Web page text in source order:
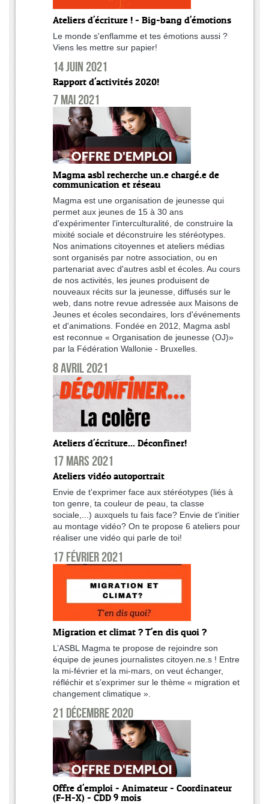
Ateliers d'écriture ! - Big-bang d'émotions
Le monde s'enflamme et tes émotions aussi ?
Viens les mettre sur papier!
14 juin 2021
Rapport d'activités 2020!
7 mai 2021
Magma asbl recherche un.e chargé.e de
communication et réseau
Magma est une organisation de jeunesse qui
permet aux jeunes de 15 à 30 ans
d'expérimenter l'interculturalité, de construire la
mixité sociale et déconstruire les stéréotypes.
Nos animations citoyennes et ateliers médias
sont organisés par notre association, ou en
partenariat avec d'autres asbl et écoles. Au cours
de nos activités, les jeunes produisent de
nouveaux récits sur la jeunesse, diffusés sur le
web, dans notre revue adressée aux Maisons de
Jeunes et écoles secondaires, lors d'événements
et d'animations. Fondée en 2012, Magma asbl
est reconnue « Organisation de jeunesse (OJ)»
par la Fédération Wallonie - Bruxelles.
8 avril 2021
Ateliers d'écriture... Déconfiner!
17 mars 2021
Ateliers vidéo autoportrait
Envie de t'exprimer face aux stéréotypes (liés à
ton genre, ta couleur de peau, ta classe
sociale,...) auxquels tu fais face? Envie de t'initier
au montage vidéo? On te propose 6 ateliers pour
réaliser une vidéo qui parle de toi!
17 février 2021
Migration et climat ? T'en dis quoi ?
L’ASBL Magma te propose de rejoindre son
équipe de jeunes journalistes citoyen.ne.s ! Entre
la mi-février et la mi-mars, on veut échanger,
réfléchir et s’exprimer sur le thème « migration et
changement climatique ».
21 décembre 2020
Offre d'emploi - Animateur - Coordinateur
(F-H-X) - CDD 9 mois